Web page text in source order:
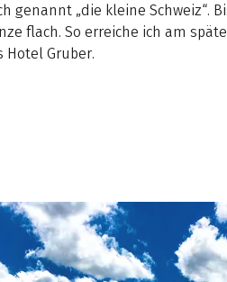
genannt „die kleine Schweiz“.
flach. So erreiche ich am
Gruber.